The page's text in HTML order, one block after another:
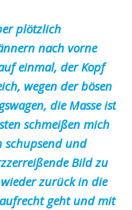
plötzlich
nach vorne
einmal, der Kopf
wegen der bösen
die Masse ist
schmeißen mich
schupsend und
Bild zu
zurück in die
geht und mit